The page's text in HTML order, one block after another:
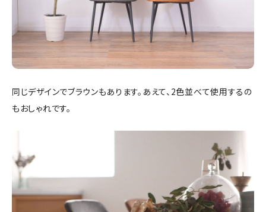
同じデザインでブラウンもあります。あえて、2色並べて使用するの
もおしゃれです。